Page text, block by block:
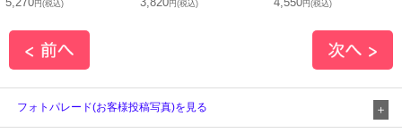
円(税込) 円(税込) 円(税込)
フォトパレード(お客様投稿写真)を見る